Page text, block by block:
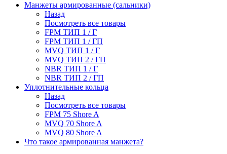
Манжеты армированные (сальники)
Назад
Посмотреть все товары
FPM ТИП 1 / Г
FPM ТИП 1 / ГП
MVQ ТИП 1 / Г
MVQ ТИП 2 / ГП
NBR ТИП 1 / Г
NBR ТИП 2 / ГП
Уплотнительные кольца
Назад
Посмотреть все товары
FPM 75 Shore A
MVQ 70 Shore A
MVQ 80 Shore A
Что такое армированная манжета?